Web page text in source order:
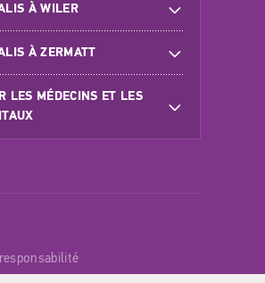
À WILER
À ZERMATT
LES MÉDECINS ET LES